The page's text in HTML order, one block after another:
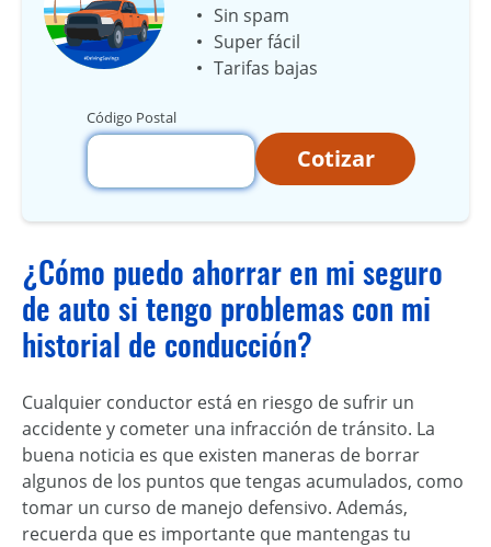
Sin spam
Super fácil
Tarifas bajas
Código Postal
Cotizar
¿Cómo puedo ahorrar en mi seguro
de auto si tengo problemas con mi
historial de conducción?
Cualquier conductor está en riesgo de sufrir un
accidente y cometer una infracción de tránsito. La
buena noticia es que existen maneras de borrar
algunos de los puntos que tengas acumulados, como
tomar un curso de manejo defensivo. Además,
recuerda que es importante que mantengas tu